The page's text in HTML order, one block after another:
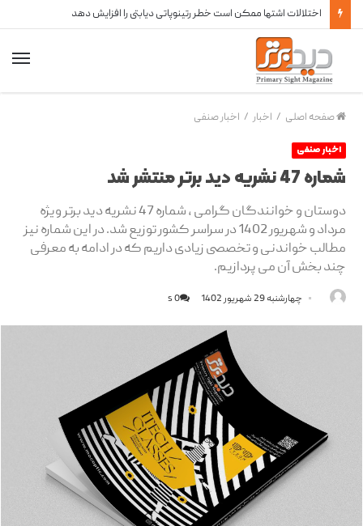
اختلالات اشتها ممکن است خطر رتینوپاتی دیابتی را افزایش دهد
صفحه اصلی / اخبار / اخبار صنفی
اخبار صنفی
شماره 47 نشریه دید برتر منتشر شد
دوستان و خوانندگان گرامی ، شماره 47 نشریه دید برتر ویژه
مرداد و شهریور 1402 در سراسر کشور توزیع شد. در این شماره نیز
مطالب خواندنی و تخصصی زیادی داریم که در ادامه به معرفی
چند بخش آن می پردازیم.
چهارشنبه 29 شهریور 1402 0
s